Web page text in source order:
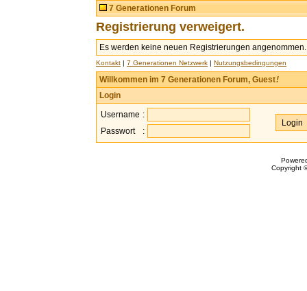
7 Generationen Forum
Registrierung verweigert.
Es werden keine neuen Registrierungen angenommen.
Kontakt | 7 Generationen Netzwerk | Nutzungsbedingungen
Willkommen im 7 Generationen Forum, Guest!
Login
Username :
Passwort
:
Copyright